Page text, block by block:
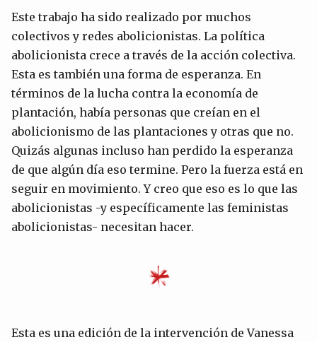
Este trabajo ha sido realizado por muchos
colectivos y redes abolicionistas. La política
abolicionista crece a través de la acción colectiva.
Esta es también una forma de esperanza. En
términos de la lucha contra la economía de
plantación, había personas que creían en el
abolicionismo de las plantaciones y otras que no.
Quizás algunas incluso han perdido la esperanza
de que algún día eso termine. Pero la fuerza está en
seguir en movimiento. Y creo que eso es lo que las
abolicionistas -y específicamente las feministas
abolicionistas- necesitan hacer.
Esta es una edición de la intervención de Vanessa